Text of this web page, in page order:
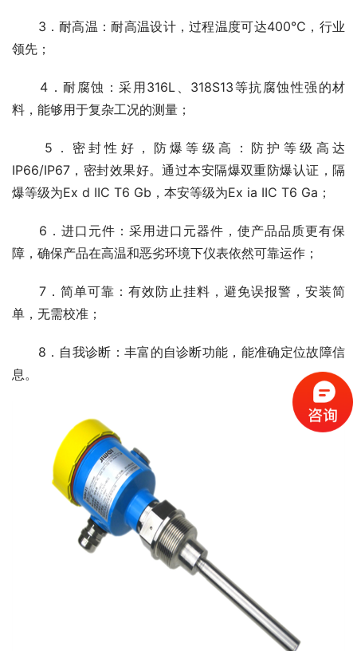
3．耐高温：耐高温设计，过程温度可达400℃，行业
领先；
4．耐腐蚀：采用316L、318S13等抗腐蚀性强的材
料，能够用于复杂工况的测量；
5．密封性好，防爆等级高：防护等级高达
IP66/IP67，密封效果好。通过本安隔爆双重防爆认证，隔
爆等级为Ex d IIC T6 Gb，本安等级为Ex ia IIC T6 Ga；
6．进口元件：采用进口元器件，使产品品质更有保
障，确保产品在高温和恶劣环境下仪表依然可靠运作；
7．简单可靠：有效防止挂料，避免误报警，安装简
单，无需校准；
8．自我诊断：丰富的自诊断功能，能准确定位故障信
息。